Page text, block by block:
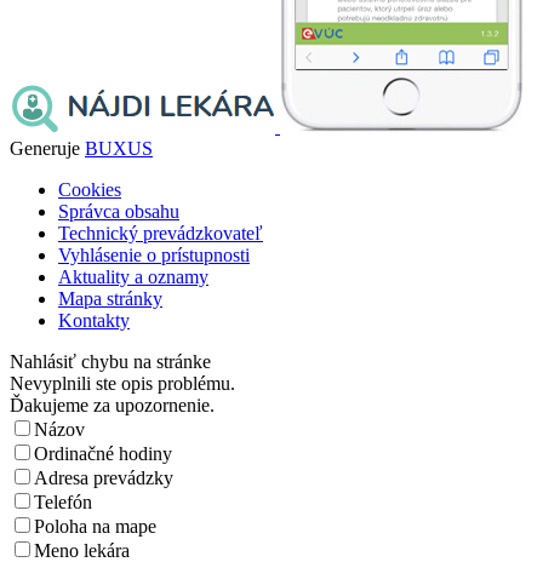
Generuje BUXUS
Cookies
Správca obsahu
Technický prevádzkovateľ
Vyhlásenie o prístupnosti
Aktuality a oznamy
Mapa stránky
Kontakty
Nahlásiť chybu na stránke
Nevyplnili ste opis problému.
Ďakujeme za upozornenie.
Názov
Ordinačné hodiny
Adresa prevádzky
Telefón
Poloha na mape
Meno lekára